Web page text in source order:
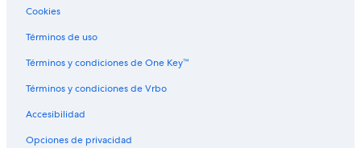
Hoteles con restaurante en Alpe di Siusi
Hoteles con vista en Alpe di Siusi
Hoteles en Alpe di Siusi
Posadas en Alpe di Siusi
Apartamentos en Fie allo Sciliar
Hoteles de ski en Fie allo Sciliar
Cookies
Términos de uso
Términos y condiciones de One Key™
Términos y condiciones de Vrbo
Accesibilidad
Opciones de privacidad